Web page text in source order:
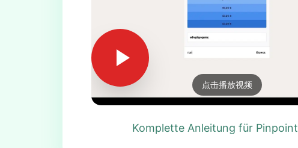
点击播放视频
Komplette Anleitung für